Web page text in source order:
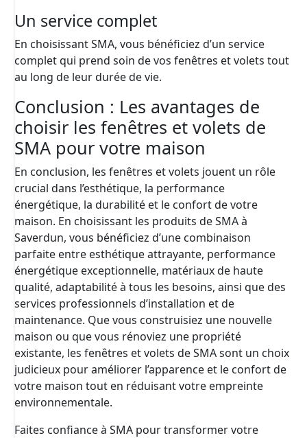
Un service complet
En choisissant SMA, vous bénéficiez d’un service
complet qui prend soin de vos fenêtres et volets tout
au long de leur durée de vie.
Conclusion : Les avantages de
choisir les fenêtres et volets de
SMA pour votre maison
En conclusion, les fenêtres et volets jouent un rôle
crucial dans l’esthétique, la performance
énergétique, la durabilité et le confort de votre
maison. En choisissant les produits de SMA à
Saverdun, vous bénéficiez d’une combinaison
parfaite entre esthétique attrayante, performance
énergétique exceptionnelle, matériaux de haute
qualité, adaptabilité à tous les besoins, ainsi que des
services professionnels d’installation et de
maintenance. Que vous construisiez une nouvelle
maison ou que vous rénoviez une propriété
existante, les fenêtres et volets de SMA sont un choix
judicieux pour améliorer l’apparence et le confort de
votre maison tout en réduisant votre empreinte
environnementale.
Faites confiance à SMA pour transformer votre